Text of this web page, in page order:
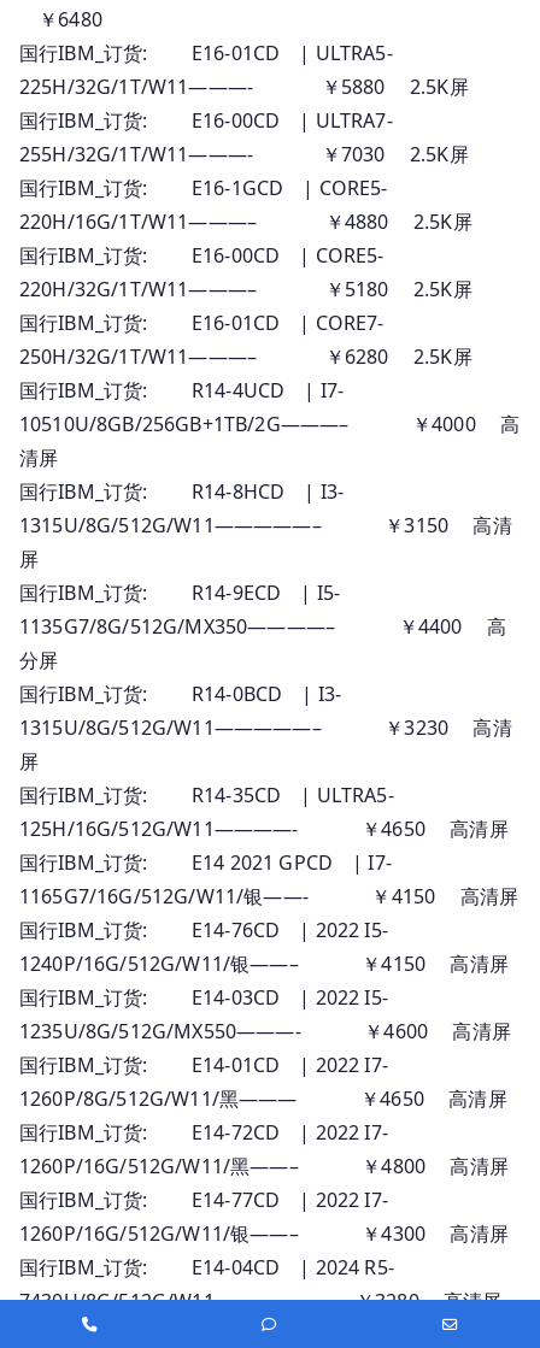
￥6480
国行IBM_订货: E16-01CD | ULTRA5-
225H/32G/1T/W11———- ￥5880 2.5K屏
国行IBM_订货: E16-00CD | ULTRA7-
255H/32G/1T/W11———- ￥7030 2.5K屏
国行IBM_订货: E16-1GCD | CORE5-
220H/16G/1T/W11———– ￥4880 2.5K屏
国行IBM_订货: E16-00CD | CORE5-
220H/32G/1T/W11———– ￥5180 2.5K屏
国行IBM_订货: E16-01CD | CORE7-
250H/32G/1T/W11———– ￥6280 2.5K屏
国行IBM_订货: R14-4UCD | I7-
10510U/8GB/256GB+1TB/2G———– ￥4000 高
清屏
国行IBM_订货: R14-8HCD | I3-
1315U/8G/512G/W11—————– ￥3150 高清
屏
国行IBM_订货: R14-9ECD | I5-
1135G7/8G/512G/MX350————– ￥4400 高
分屏
国行IBM_订货: R14-0BCD | I3-
1315U/8G/512G/W11—————– ￥3230 高清
屏
国行IBM_订货: R14-35CD | ULTRA5-
125H/16G/512G/W11————- ￥4650 高清屏
国行IBM_订货: E14 2021 GPCD | I7-
1165G7/16G/512G/W11/银——- ￥4150 高清屏
国行IBM_订货: E14-76CD | 2022 I5-
1240P/16G/512G/W11/银——– ￥4150 高清屏
国行IBM_订货: E14-03CD | 2022 I5-
1235U/8G/512G/MX550———- ￥4600 高清屏
国行IBM_订货: E14-01CD | 2022 I7-
1260P/8G/512G/W11/黑——— ￥4650 高清屏
国行IBM_订货: E14-72CD | 2022 I7-
1260P/16G/512G/W11/黑——– ￥4800 高清屏
国行IBM_订货: E14-77CD | 2022 I7-
1260P/16G/512G/W11/银——– ￥4300 高清屏
国行IBM_订货: E14-04CD | 2024 R5-
7430U/8G/512G/W11———— ￥3280 高清屏
国行IBM_订货: E14-03CD | 2024 R5-